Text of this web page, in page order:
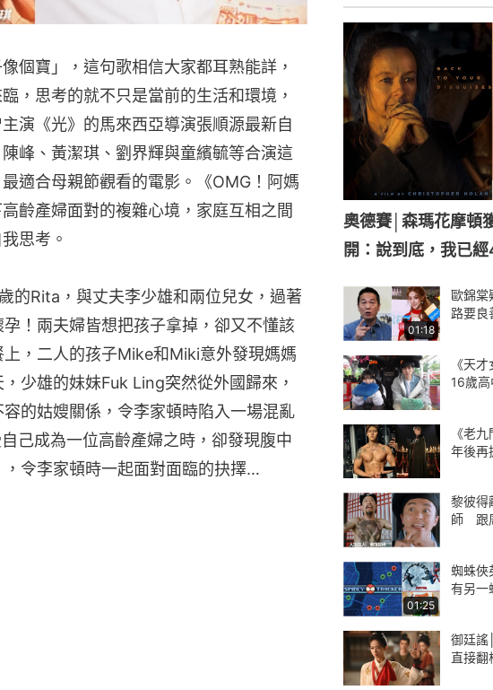
個寶」，這句歌相信大家都耳熟能詳，
，思考的就不只是當前的生活和環境，
演《光》的馬來西亞導演張順源最新自
峰、黃潔琪、劉界輝與童繽毓等合演這
適合母親節觀看的電影。《OMG！阿媽
齡產婦面對的複雜心境，家庭互相之間
思考。
的Rita，與丈夫李少雄和兩位兒女，過著
！兩夫婦皆想把孩子拿掉，卻又不懂該
，二人的孩子Mike和Miki意外發現媽媽
少雄的妹妹Fuk Ling突然從外國歸來，
的姑嫂關係，令李家頓時陷入一場混亂
己成為一位高齡產婦之時，卻發現腹中
令李家頓時一起面對面臨的抉擇…
奧德賽│森瑪花摩頓
開：說到底，我已
01:18
歐錦
路要良
《天
16歲
《老
年後
黎彼得
師 跟
01:25
蜘蛛俠
有另
御廷
直接